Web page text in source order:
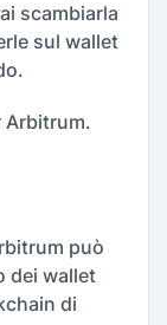
scambiarla
sul wallet
Arbitrum.
può
dei wallet
di